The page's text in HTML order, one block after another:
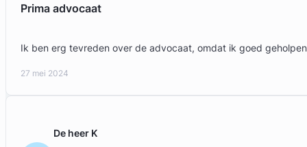
Prima advocaat
Ik ben erg tevreden over de advocaat, omdat ik goed
27 mei 2024
De heer K